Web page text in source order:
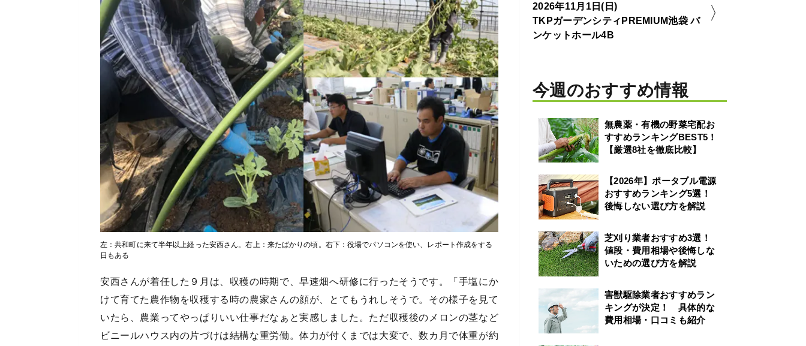
左：共和町に来て半年以上経った安西さん。右上：来たばかりの頃。右下：役場でパソコンを使い、レポート作成をする
日もある
安西さんが着任した９月は、収穫の時期で、早速畑へ研修に行ったそうです。「手塩にか
けて育てた農作物を収穫する時の農家さんの顔が、とてもうれしそうで。その様子を見て
いたら、農業ってやっぱりいい仕事だなぁと実感しました。ただ収穫後のメロンの茎など
ビニールハウス内の片づけは結構な重労働。体力が付くまでは大変で、数カ月で体重が約
2026年11月1日(日)
TKPガーデンシティPREMIUM池袋 バ
ンケットホール4B
今週のおすすめ情報
無農薬・有機の野菜宅配お
すすめランキングBEST5！
【厳選8社を徹底比較】
【2026年】ポータブル電源
おすすめランキング5選！
後悔しない選び方を解説
芝刈り業者おすすめ3選！
値段・費用相場や後悔しな
いための選び方を解説
害獣駆除業者おすすめラン
キングが決定！ 具体的な
費用相場・口コミも紹介